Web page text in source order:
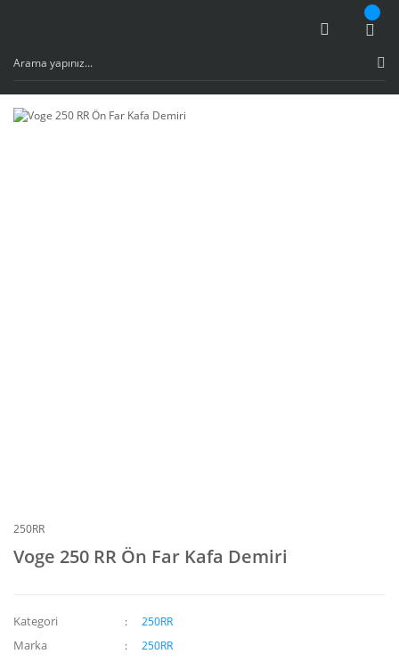
250RR
Voge 250 RR Ön Far Kafa Demiri
Kategori 250RR
Marka 250RR